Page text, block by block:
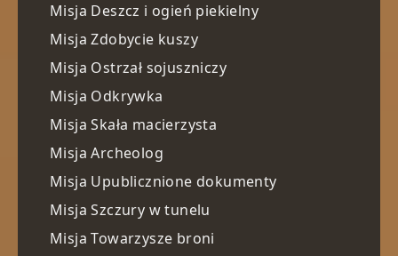
Misja Deszcz i ogień piekielny
Misja Zdobycie kuszy
Misja Ostrzał sojuszniczy
Misja Odkrywka
Misja Skała macierzysta
Misja Archeolog
Misja Upublicznione dokumenty
Misja Szczury w tunelu
Misja Towarzysze broni